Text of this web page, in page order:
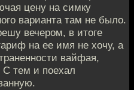
цену на симку
варианта там не было.
вечером, в итоге
на ее имя не хочу, а
вайфая,
С тем и поехал